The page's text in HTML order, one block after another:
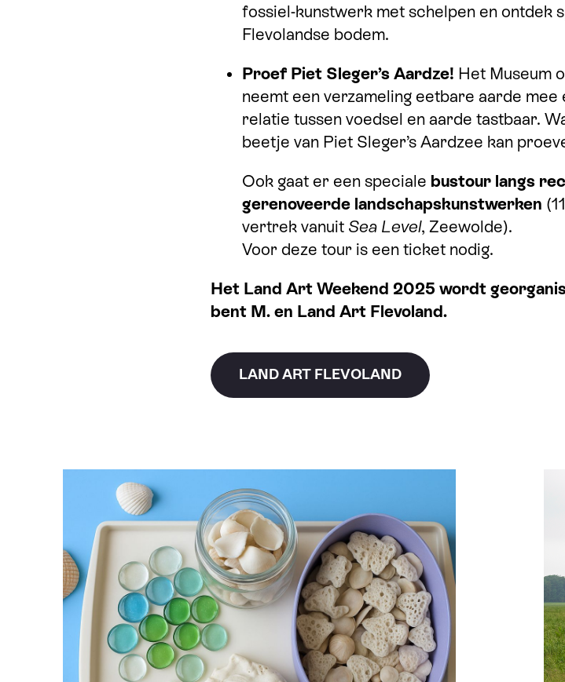
fossiel-kunstwerk met schelpen en ontdek
Flevolandse bodem.
Proef Piet Sleger’s Aardze! Het Museum
neemt een verzameling eetbare aarde mee
relatie tussen voedsel en aarde tastbaar.
beetje van Piet Sleger’s Aardzee kan
Ook gaat er een speciale bustour langs
gerenoveerde landschapskunstwerken
vertrek vanuit Sea Level, Zeewolde).
Voor deze tour is een ticket nodig.
Het Land Art Weekend 2025 wordt
bent M. en Land Art Flevoland.
LAND ART FLEVOLAND